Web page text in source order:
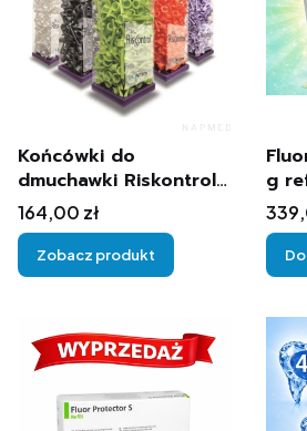
Końcówki do
dmuchawki Riskontrol
Art Acteon 250szt.
Cena
164,00 zł
Zobacz produkt
g